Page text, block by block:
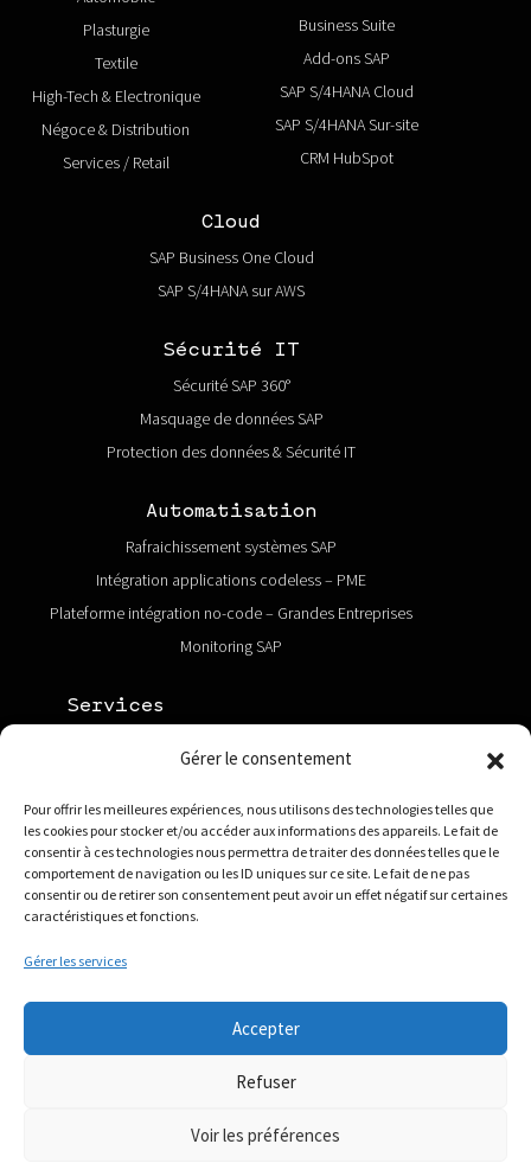
Gérer le consentement
Pour offrir les meilleures expériences, nous utilisons des technologies telles que
les cookies pour stocker et/ou accéder aux informations des appareils. Le fait de
consentir à ces technologies nous permettra de traiter des données telles que le
comportement de navigation ou les ID uniques sur ce site. Le fait de ne pas
consentir ou de retirer son consentement peut avoir un effet négatif sur certaines
caractéristiques et fonctions.
Gérer les services
Accepter
Refuser
Voir les préférences
Plasturgie
Textile
High-Tech & Electronique
Négoce & Distribution
Services / Retail
Business Suite
Add-ons SAP
SAP S/4HANA Cloud
SAP S/4HANA Sur-site
CRM HubSpot
Cloud
SAP Business One Cloud
SAP S/4HANA sur AWS
Sécurité IT
Sécurité SAP 360°
Masquage de données SAP
Protection des données & Sécurité IT
Automatisation
Rafraichissement systèmes SAP
Intégration applications codeless – PME
Plateforme intégration no-code – Grandes Entreprises
Monitoring SAP
Services
Formations solutions IT
AGENTIL
A propos
Carrières
Confidentialité & Cookies